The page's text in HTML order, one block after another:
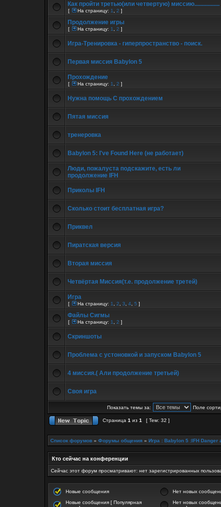
Как пройти третью(или четвертую) миссию.................
[ На страницу: 1 2 ]
Продолжение игры
[ На страницу: 1 2 ]
Игра-Тренировка - гиперпространство - поиск.
Первая миссия Babylon 5
Прохождение
[ На страницу: 1 2 ]
Нужна помощь С прохождением
Пятая миссия
тренеровка
Babylon 5: I've Found Here (не работает)
Люди, пожалуста подскажите, есть ли
продолжение IFH
Приколы IFH
Сколько стоит бесплатная игра?
Приквел
Пиратская версия
Вторая миссия
Четвёртая Миссия(т.е. продолжение третей)
Игра
[ На страницу: 1 2 3 4 5 ]
Файлы Сигмы
[ На страницу: 1 2 ]
Скриншоты
Проблема с устоновкой и запуском Babylon 5
4 миссия.( Али продолжение третьей)
Своя игра
Показать темы за: Поле
Страница 1 из 1 [ Тем: 32 ]
Список форумов » Форумы общения » Игра : Babylon 5 :IFH Danger
Кто сейчас на конференции
Сейчас этот форум просматривают: нет зарегистрированных
Новые сообщения
Нет новых
Новые сообщения [ Популярная
Нет новых